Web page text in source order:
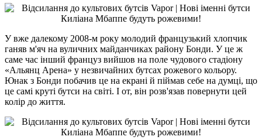
У вже далекому 2008-м року молодий французький хлопчик
ганяв м'яч на вуличних майданчиках району Бонди. У це ж
саме час інший француз вийшов на поле чудового стадіону
«Альянц Арена» у незвичайних бутсах рожевого кольору.
Юнак з Бонди побачив це на екрані й піймав себе на думці, що
це самі круті бутси на світі. І от, він розв'язав повернути цей
колір до життя.